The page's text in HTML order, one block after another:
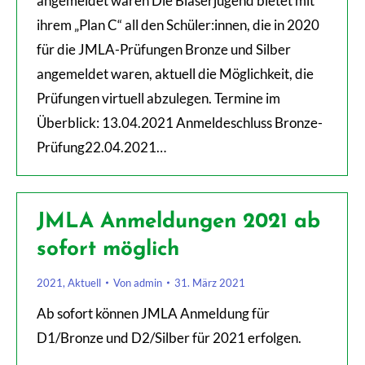
ihrem „Plan C“ all den Schüler:innen, die in 2020
für die JMLA-Prüfungen Bronze und Silber
angemeldet waren, aktuell die Möglichkeit, die
Prüfungen virtuell abzulegen. Termine im
Überblick: 13.04.2021 Anmeldeschluss Bronze-
Prüfung22.04.2021…
JMLA Anmeldungen 2021 ab
sofort möglich
2021, Aktuell Vonadmin 31. März 2021
Ab sofort können JMLA Anmeldung für
D1/Bronze und D2/Silber für 2021 erfolgen.